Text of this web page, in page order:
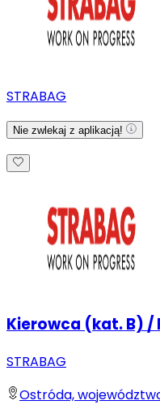
STRABAG
Nie zwlekaj z aplikacją!
Kierowca (kat. B)
STRABAG
Ostróda,